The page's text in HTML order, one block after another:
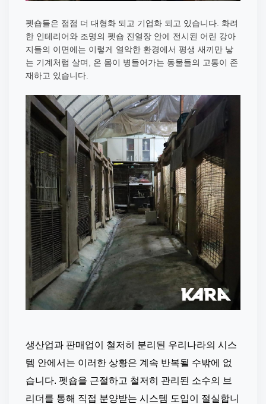
펫숍들은 점점 더 대형화 되고 기업화 되고 있습니다. 화려
한 인테리어와 조명의 펫숍 진열장 안에 전시된 어린 강아
지들의 이면에는 이렇게 열악한 환경에서 평생 새끼만 낳
는 기계처럼 살며, 온 몸이 병들어가는 동물들의 고통이 존
재하고 있습니다.
생산업과 판매업이 철저히 분리된 우리나라의 시스
템 안에서는 이러한 상황은 계속 반복될 수밖에 없
습니다. 펫숍을 근절하고 철저히 관리된 소수의 브
리더를 통해 직접 분양받는 시스템 도입이 절실합니